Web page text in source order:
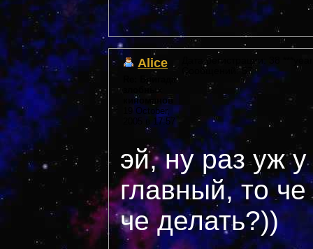
Alice
Re: Бригада
злобных
киноманов
19 October,
2005 в 17:57
Дата регистрации: 38
Сообщений: 57
эй, ну раз уж
главный, то
че делать?))